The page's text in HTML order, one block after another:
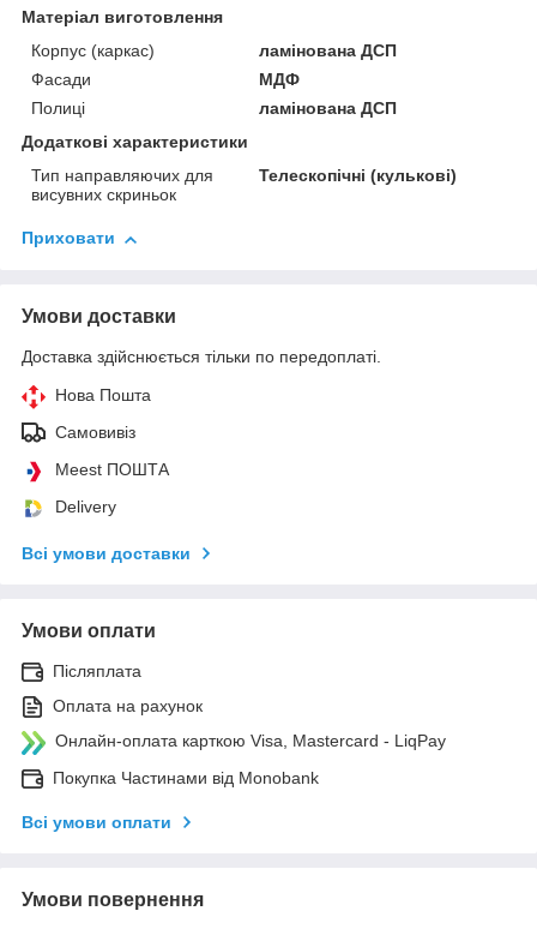
Матеріал виготовлення
Корпус (каркас)
ламінована ДСП
Фасади
МДФ
Полиці
ламінована ДСП
Додаткові характеристики
Тип направляючих для
висувних скриньок
Телескопічні (кулькові)
Приховати
Умови доставки
Доставка здійснюється тільки по передоплаті.
Нова Пошта
Самовивіз
Meest ПОШТА
Delivery
Всі умови доставки
Умови оплати
Післяплата
Оплата на рахунок
Онлайн-оплата карткою Visa, Mastercard - LiqPay
Покупка Частинами від Monobank
Всі умови оплати
Умови повернення